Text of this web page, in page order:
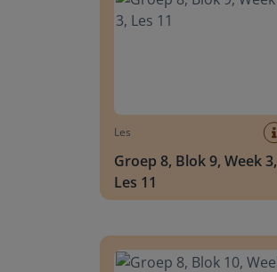
Les
Groep 8, Blok 9, Week 3,
Les 11